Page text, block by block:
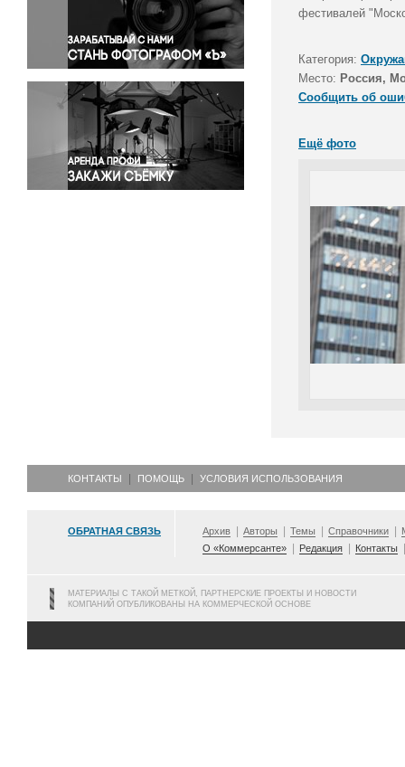
Правосудие
Происшествия и конфликты
Религия
Светская жизнь
Спорт
Экология
Экономика и бизнес
фестивалей
Категория:
Место: Россия,
Сообщить об
Ещё фото
КОНТАКТЫ ПОМОЩЬ УСЛОВИЯ ИСПОЛЬЗОВАНИЯ
ОБРАТНАЯ СВЯЗЬ Архив Авторы Темы Справочники
О «Коммерсанте»
Редакция Контакты
МАТЕРИАЛЫ С ТАКОЙ МЕТКОЙ, ПАРТНЕРСКИЕ ПРОЕКТЫ И НОВОСТИ
КОМПАНИЙ ОПУБЛИКОВАНЫ НА КОММЕРЧЕСКОЙ ОСНОВЕ